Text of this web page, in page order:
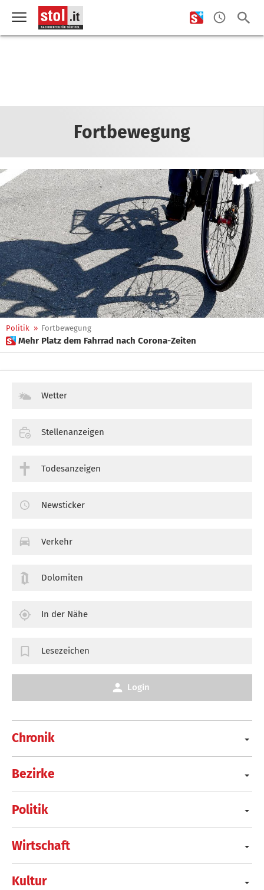
Fortbewegung
Politik » Fortbewegung
 Mehr Platz dem Fahrrad nach Corona-Zeiten
Chronik
Bezirke
Politik
Wirtschaft
Kultur
Wetter
Stellenanzeigen
Todesanzeigen
Newsticker
Verkehr
Dolomiten
In der Nähe
Lesezeichen
Login